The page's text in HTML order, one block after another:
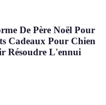
De Père Noël Pour
Cadeaux Pour Chien
Résoudre L'ennui